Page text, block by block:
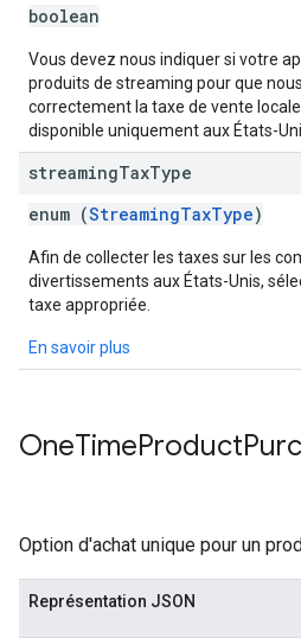
boolean
Vous devez nous indiquer si votre
produits de streaming pour que
correctement la taxe de vente
disponible uniquement aux États-
streamingTaxType
enum (StreamingTaxType)
Afin de collecter les taxes sur les
divertissements aux États-Unis,
taxe appropriée.
En savoir plus
OneTimeProduct
Option d'achat unique pour un
Représentation JSON